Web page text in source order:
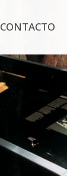
CONTACTO